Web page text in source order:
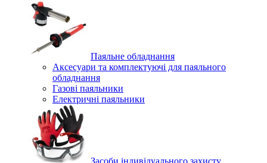
Паяльне обладнання
Аксесуари та комплектуючі для паяльного
обладнання
Газові паяльники
Електричні паяльники
Засоби індивідуального захисту